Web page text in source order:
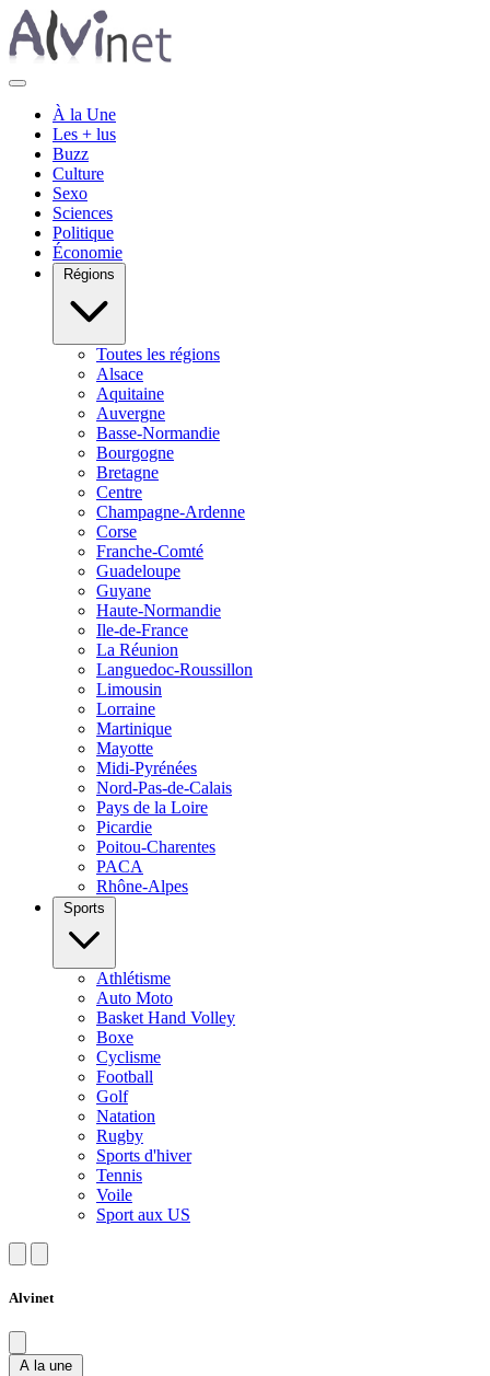
À la Une
Les + lus
Buzz
Culture
Sexo
Sciences
Politique
Économie
Régions
Toutes les régions
Alsace
Aquitaine
Auvergne
Basse-Normandie
Bourgogne
Bretagne
Centre
Champagne-Ardenne
Corse
Franche-Comté
Guadeloupe
Guyane
Haute-Normandie
Ile-de-France
La Réunion
Languedoc-Roussillon
Limousin
Lorraine
Martinique
Mayotte
Midi-Pyrénées
Nord-Pas-de-Calais
Pays de la Loire
Picardie
Poitou-Charentes
PACA
Rhône-Alpes
Sports
Athlétisme
Auto Moto
Basket Hand Volley
Boxe
Cyclisme
Football
Golf
Natation
Rugby
Sports d'hiver
Tennis
Voile
Sport aux US
Alvinet
A la une